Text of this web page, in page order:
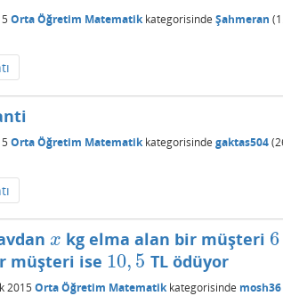
Orta Öğretim Matematik kategorisinde Şahmeran (
Orta Öğretim Matematik kategorisinde gaktas504(
x
x kg elma alan bir müşteri 6
6
müşteri ise 10, 5
10,5 TL ödüyor
2015 Orta Öğretim Matematik kategorisinde mosh36